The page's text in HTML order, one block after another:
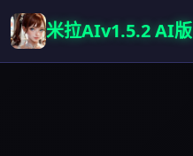
米拉AIv1.5.2 AI版